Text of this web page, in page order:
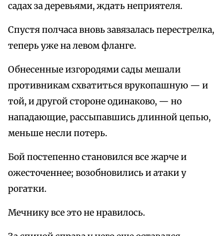
садах за деревьями, ждать неприятеля.
Спустя полчаса вновь завязалась перестрелка,
теперь уже на левом фланге.
Обнесенные изгородями сады мешали
противникам схватиться врукопашную — и
той, и другой стороне одинаково, — но
нападающие, рассыпавшись длинной цепью,
меньше несли потерь.
Бой постепенно становился все жарче и
ожесточеннее; возобновились и атаки у
рогатки.
Мечнику все это не нравилось.